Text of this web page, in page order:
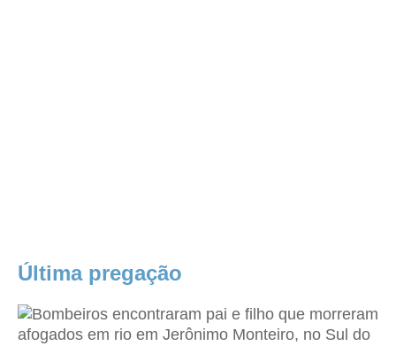
Última pregação